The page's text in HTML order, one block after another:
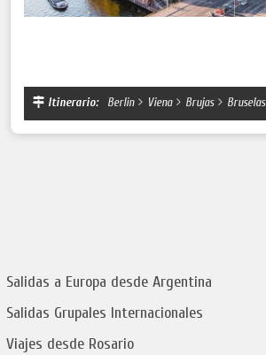
Itinerario: Berlin Viena Brujas Bruselas
Salidas a Europa desde Argentina
Salidas Grupales Internacionales
Viajes desde Rosario